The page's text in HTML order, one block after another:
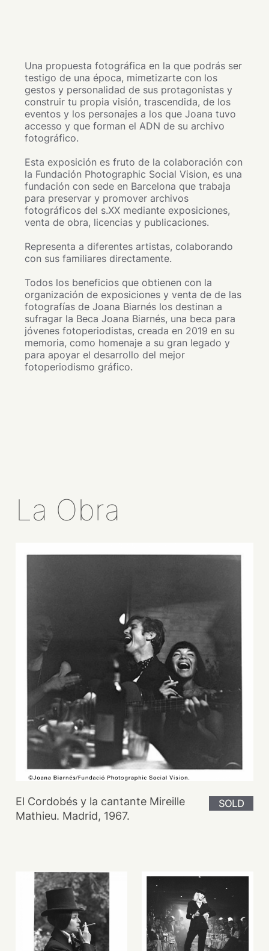
Una propuesta fotográfica en la que podrás ser
testigo de una época, mimetizarte con los
gestos y personalidad de sus protagonistas y
construir tu propia visión, trascendida, de los
eventos y los personajes a los que Joana tuvo
accesso y que forman el ADN de su archivo
fotográfico.
Esta exposición es fruto de la colaboración con
la Fundación Photographic Social Vision, es una
fundación con sede en Barcelona que trabaja
para preservar y promover archivos
fotográficos del s.XX mediante exposiciones,
venta de obra, licencias y publicaciones.
Representa a diferentes artistas, colaborando
con sus familiares directamente.
Todos los beneficios que obtienen con la
organización de exposiciones y venta de de las
fotografías de Joana Biarnés los destinan a
sufragar la Beca Joana Biarnés, una beca para
jóvenes fotoperiodistas, creada en 2019 en su
memoria, como homenaje a su gran legado y
para apoyar el desarrollo del mejor
fotoperiodismo gráfico.
La Obra
El Cordobés y la cantante Mireille
Mathieu. Madrid, 1967.
SOLD